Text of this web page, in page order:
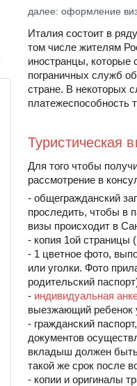
далее: оформление
Италия состоит в
том числе жителям
иностранцы, которые
пограничных служб
стране. В некоторых
платежеспособность
Туристическая
Для того чтобы
рассмотрение в
- общегражданский
проследить, чтобы в
визы происходит в
- копия 1ой страницы
- 1 цветное фото,
или уголки. Фото
родительский
- индивидуальная
выезжающий ребенок
- гражданский
документов
вкладыш должен
такой же срок после
- копии и оригиналы